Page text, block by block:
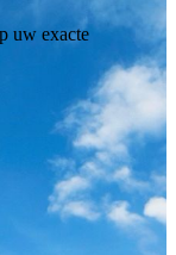
uw exacte